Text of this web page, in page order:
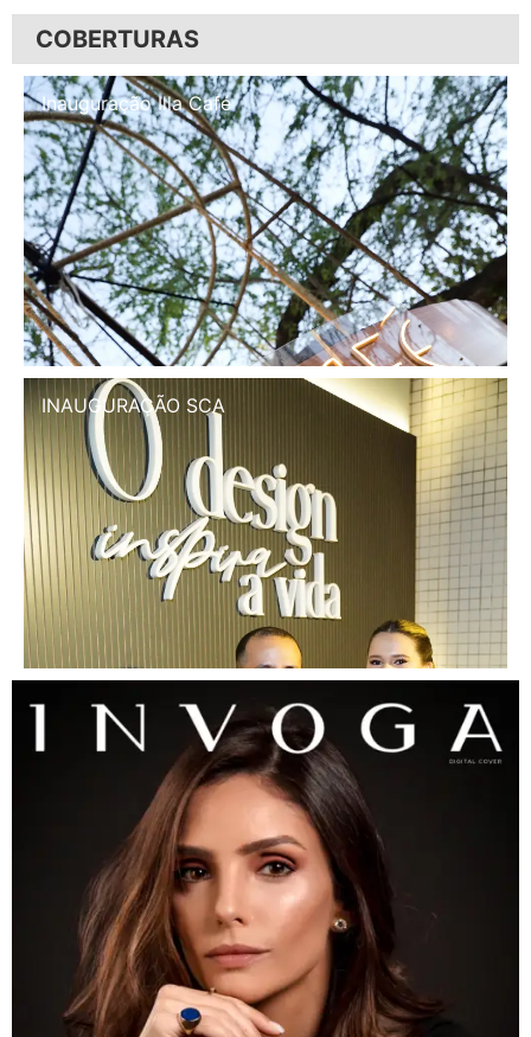
COBERTURAS
Inauguração Illa Café
INAUGURAÇÃO SCA